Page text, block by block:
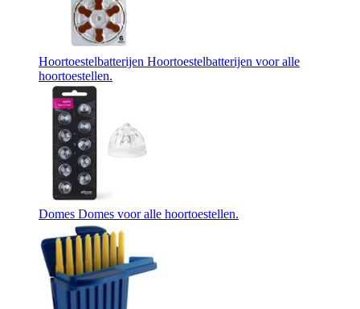
Hoortoestelbatterijen Hoortoestelbatterijen voor alle
hoortoestellen.
Domes Domes voor alle hoortoestellen.